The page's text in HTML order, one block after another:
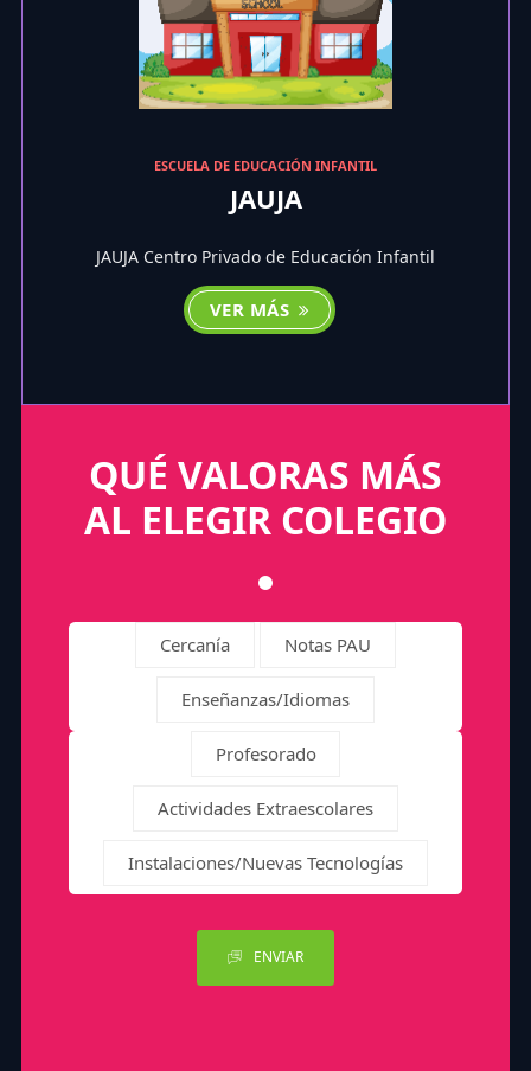
ESCUELA DE EDUCACIÓN INFANTIL
JAUJA
JAUJA Centro Privado de Educación Infantil
VER MÁS
QUÉ VALORAS MÁS
AL ELEGIR COLEGIO
Cercanía Notas PAU
Enseñanzas/Idiomas
Profesorado
Actividades Extraescolares
Instalaciones/Nuevas Tecnologías
ENVIAR